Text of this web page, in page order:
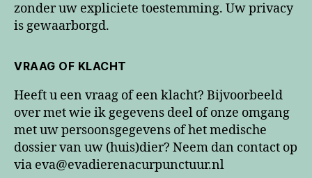
zonder uw expliciete toestemming. Uw privacy
is gewaarborgd.
VRAAG OF KLACHT
Heeft u een vraag of een klacht? Bijvoorbeeld
over met wie ik gegevens deel of onze omgang
met uw persoonsgegevens of het medische
dossier van uw (huis)dier? Neem dan contact op
via eva@evadierenacurpunctuur.nl